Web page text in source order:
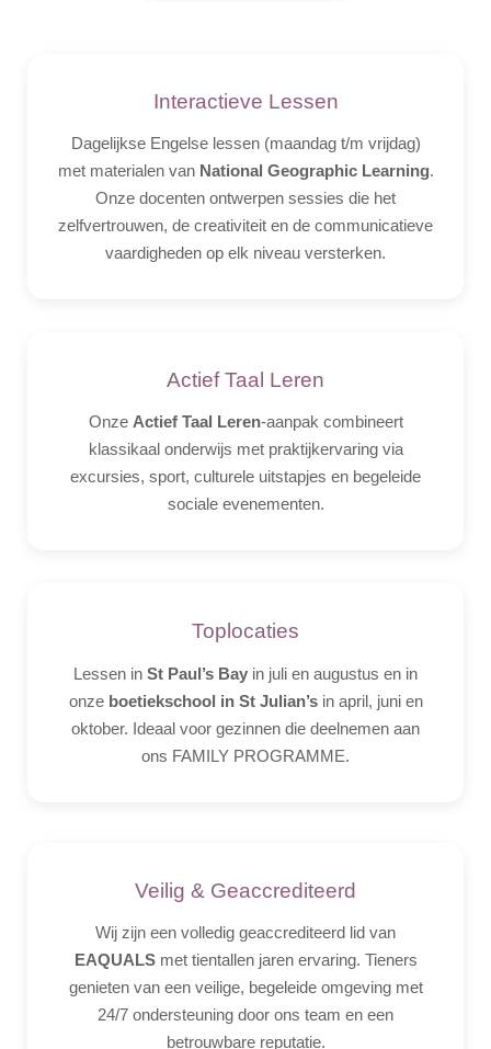
Interactieve Lessen
Dagelijkse Engelse lessen (maandag t/m vrijdag)
met materialen van National Geographic Learning.
Onze docenten ontwerpen sessies die het
zelfvertrouwen, de creativiteit en de communicatieve
vaardigheden op elk niveau versterken.
Actief Taal Leren
Onze Actief Taal Leren-aanpak combineert
klassikaal onderwijs met praktijkervaring via
excursies, sport, culturele uitstapjes en begeleide
sociale evenementen.
Toplocaties
Lessen in St Paul’s Bay in juli en augustus en in
onze boetiekschool in St Julian’sin april, juni en
oktober. Ideaal voor gezinnen die deelnemen aan
ons FAMILY PROGRAMME.
Veilig & Geaccrediteerd
Wij zijn een volledig geaccrediteerd lid van
EAQUALSmet tientallen jaren ervaring. Tieners
genieten van een veilige, begeleide omgeving met
24/7 ondersteuning door ons team en een
betrouwbare reputatie.